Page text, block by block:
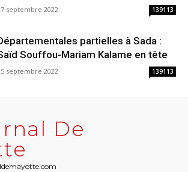
septembre 2022 139113
partielles à Sada :
Souffou-Mariam Kalame en tête
septembre 2022 139113
De